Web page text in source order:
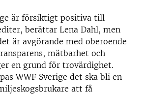
är försiktigt positiva till
berättar Lena Dahl, men
är avgörande med oberoende
mätbarhet och
en grund för trovärdighet.
WWF Sverige det ska bli en
att få